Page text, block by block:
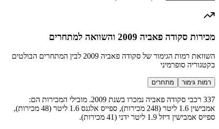
מכירות סקודה פאביה 2009 והשוואה למתחרים
השוואת רמות הגימור של סקודה פאביה 2009 לבין המתחרים הבולטים
בקטגוריה סופרמיני
רמות גימור מתחרים
337 רכבי סקודה פאביה נמכרו בשנת 2009. מובילי המכירות הם:
אמבישין 1.6 ליטר (248 מכירות), ספייס אלגנס 1.6 ליטר (48 מכירות),
ספייס אמבישין דיזל 1.9 ליטר ידני (41 מכירות).